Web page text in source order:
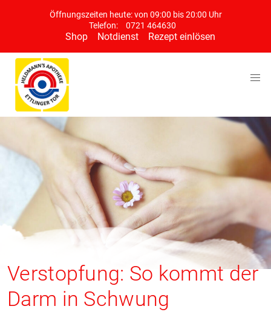
Öffnungszeiten heute: von 09:00 bis 20:00 Uhr
Telefon:
0721 464630
Shop Notdienst Rezept einlösen
Verstopfung: So kommt der
Darm in Schwung